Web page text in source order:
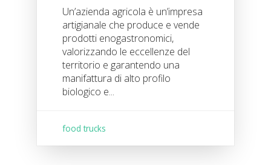
Un’azienda agricola è un’impresa
artigianale che produce e vende
prodotti enogastronomici,
valorizzando le eccellenze del
territorio e garantendo una
manifattura di alto profilo
biologico e...
food trucks